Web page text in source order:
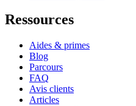
Ressources
Aides & primes
Blog
Parcours
FAQ
Avis clients
Articles